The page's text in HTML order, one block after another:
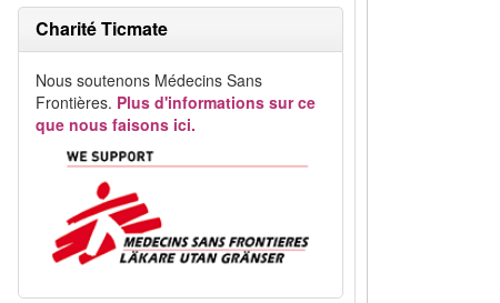
Charité Ticmate
Nous soutenons Médecins Sans
Frontières. Plus d'informations sur ce
que nous faisons ici.